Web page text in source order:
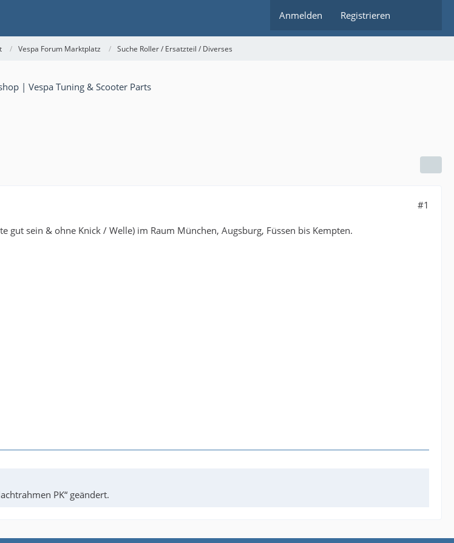
Anmelden Registrieren
Vespa Forum Marktplatz Suche Roller / Ersatzteil / Diverses
#1
gut sein & ohne Knick / Welle) im Raum München, Augsburg, Füssen bis Kempten.
PK“ geändert.